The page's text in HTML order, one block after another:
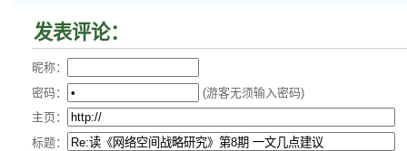
发表评论：
昵称：
密码：
(游客无须输入密码)
主页：
标题：